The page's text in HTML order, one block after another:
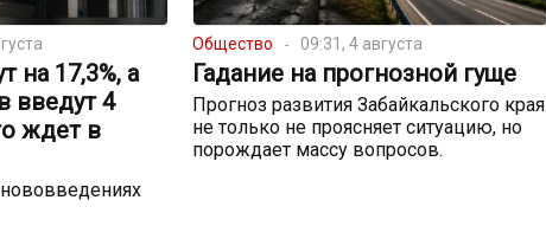
на 17,3%, а
введут 4
ждет в
Общество 09:31, 4 августа
Гадание на прогнозной гуще
Прогноз развития Забайкальского края
не только не проясняет ситуацию, но
порождает массу вопросов.